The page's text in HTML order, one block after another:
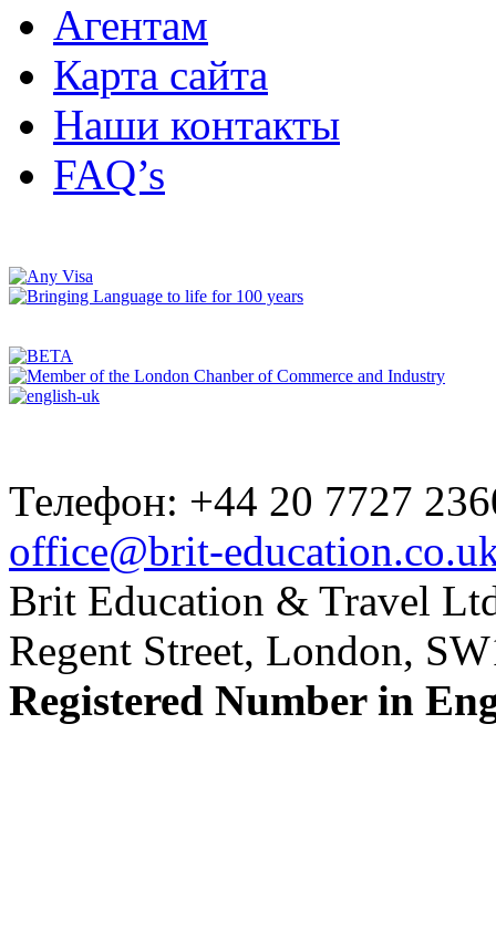
Агентам
Карта сайта
Наши контакты
FAQ’s
Телефон: +44 20 7727
office@brit-
Brit Education & Travel
Regent Street, London,
Registered Number in